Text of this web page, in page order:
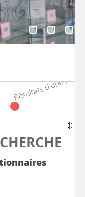
Résultats d'une
Résultats d'une